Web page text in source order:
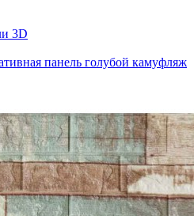
3D
панель голубой камуфляж